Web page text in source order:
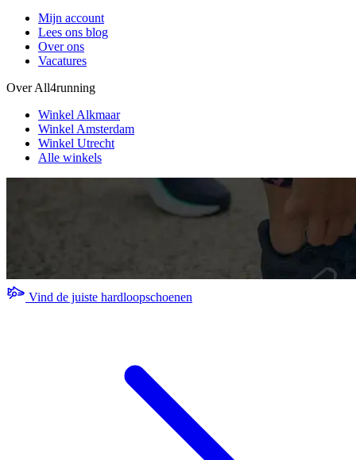
Mijn account
Lees ons blog
Over ons
Vacatures
Over All4running
Winkel Alkmaar
Winkel Amsterdam
Winkel Utrecht
Alle winkels
Vind de juiste hardloopschoenen